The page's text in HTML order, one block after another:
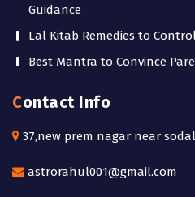
Guidance
Lal Kitab Remedies to
Best Mantra to Convince
Contact Info
37,new prem nagar near
astrorahul001@gmail.com